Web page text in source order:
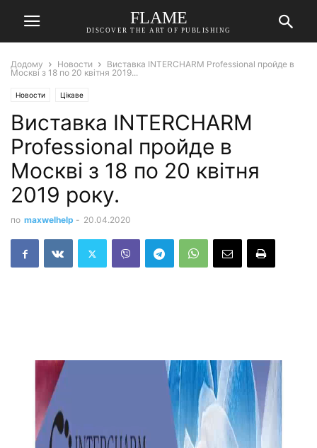
FLAME
DISCOVER THE ART OF PUBLISHING
Додому Новости
Виставка INTERCHARM Professional пройде в
Москві з 18 по 20 квітня 2019...
Новости Цікаве
Виставка INTERCHARM
Professional пройде в
Москві з 18 по 20 квітня
2019 року.
по maxwelhelp - 20.04.2020